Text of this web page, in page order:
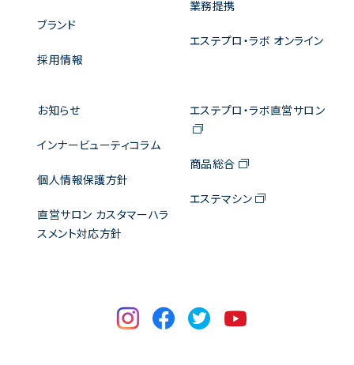
ブランド
採用情報
業務提携
エステプロ・ラボ オンライン
お知らせ
インナービューティコラム
個人情報保護方針
直営サロン カスタマーハラ
スメント対応方針
エステプロ・ラボ直営サロン
商品総合
エステマシン